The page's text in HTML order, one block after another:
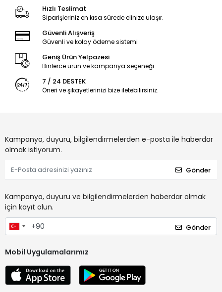
Hızlı Teslimat
Siparişleriniz en kısa sürede elinize ulaşır.
Güvenli Alışveriş
Güvenli ve kolay ödeme sistemi
Geniş Ürün Yelpazesi
Binlerce ürün ve kampanya seçeneği
7 / 24 DESTEK
Öneri ve şikayetlerinizi bize iletebilirsiniz.
Kampanya, duyuru, bilgilendirmelerden e-posta ile haberdar
olmak istiyorum.
Gönder
Kampanya, duyuru ve bilgilendirmelerden haberdar olmak
için kayıt olun.
Gönder
Mobil Uygulamalarımız